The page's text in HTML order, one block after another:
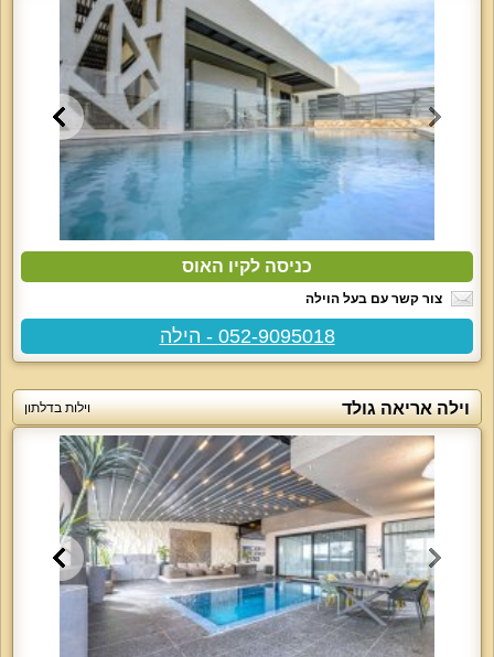
כניסה לקיו האוס
צור קשר עם בעל הוילה
052-9095018 - הילה
וילה אריאה גולד וילות בדלתון